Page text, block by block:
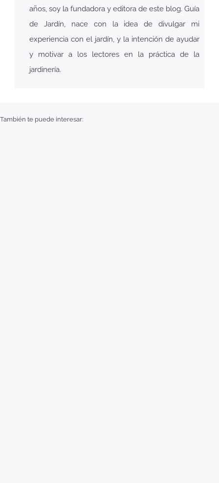
años, soy la fundadora y editora de este blog. Guía
de Jardín, nace con la idea de divulgar mi
experiencia con el jardín, y la intención de ayudar
y motivar a los lectores en la práctica de la
jardinería.
También te puede interesar: